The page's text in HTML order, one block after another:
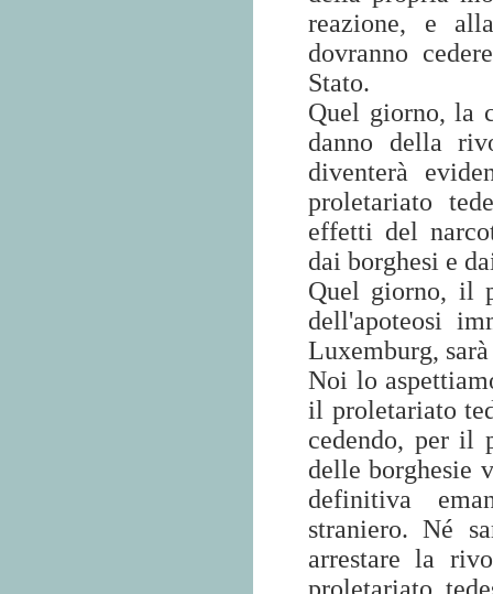
reazione, e
dovranno
Stato.
Quel giorno, la
danno della
diventerà
proletariato
effetti del
dai borghesi e
Quel giorno, il
dell'apoteosi
Luxemburg,
Noi lo
il proletariato
cedendo, per il
delle borghesie
definitiva
straniero. Né
arrestare la